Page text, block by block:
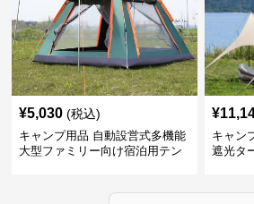
¥5,030 (税込)
キャンプ用品 自動設営式多機能
大型ファミリー向け宿泊用テン
¥
キャン
遮光タ